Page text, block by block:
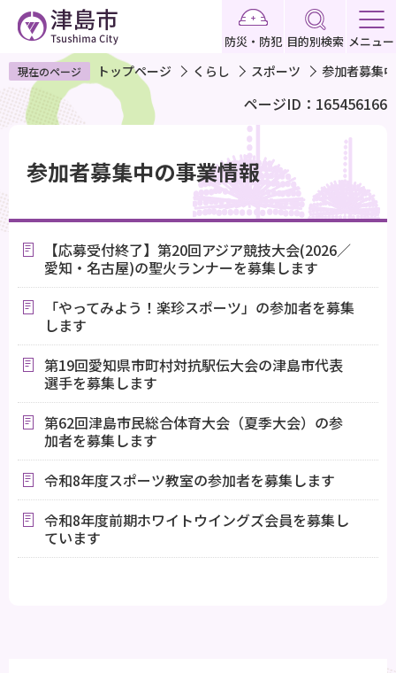
ペ
ー
ジ
で
す
防災・防犯 目的別検索 メニュー
現在のページ トップページ くらし スポーツ 参加者募集
ページID：165456166
参加者募集中の事業情報
【応募受付終了】第20回アジア競技大会(2026／
愛知・名古屋)の聖火ランナーを募集します
「やってみよう！楽珍スポーツ」の参加者を募集
します
第19回愛知県市町村対抗駅伝大会の津島市代表
選手を募集します
第62回津島市民総合体育大会（夏季大会）の参
加者を募集します
令和8年度スポーツ教室の参加者を募集します
令和8年度前期ホワイトウイングズ会員を募集し
ています